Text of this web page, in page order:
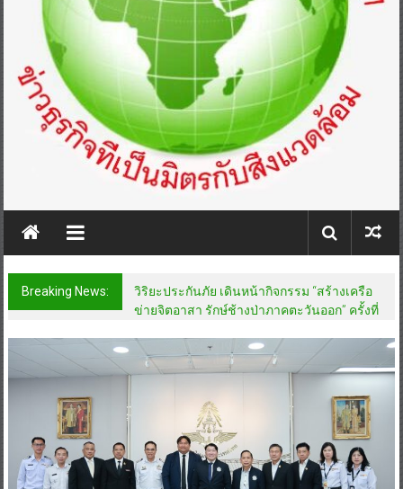
Breaking News:
วิริยะประกันภัย เดินหน้ากิจกรรม “สร้างเครือ
ข่ายจิตอาสา รักษ์ช้างป่าภาคตะวันออก” ครั้งที่